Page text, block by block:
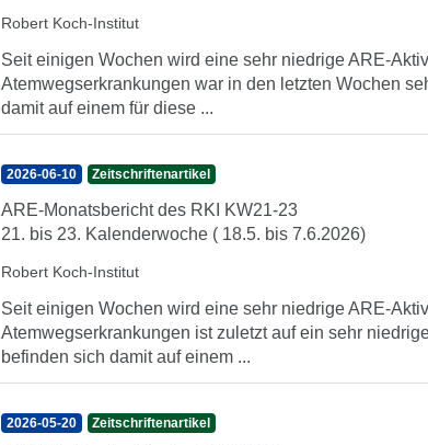
Robert Koch-Institut
Seit einigen Wochen wird eine sehr niedrige ARE-
Atemwegserkrankungen war in den letzten Wochen
damit auf einem für diese ...
2026-06-10 Zeitschriftenartikel
ARE-Monatsbericht des RKI KW21-23
21. bis 23. Kalenderwoche ( 18.5. bis 7.6.2026)
Robert Koch-Institut
Seit einigen Wochen wird eine sehr niedrige ARE-
Atemwegserkrankungen ist zuletzt auf ein sehr
befinden sich damit auf einem ...
2026-05-20 Zeitschriftenartikel